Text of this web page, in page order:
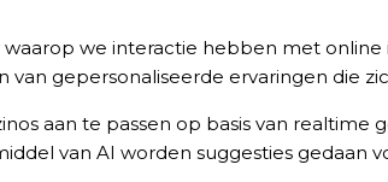
we interactie hebben met online
van gepersonaliseerde ervaringen die
aan te passen op basis van
van AI worden suggesties gedaan